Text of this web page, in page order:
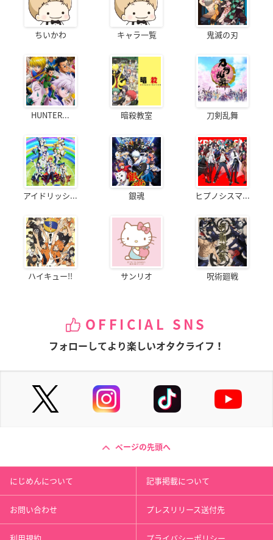
ちいかわ キャラ一覧 鬼滅の刃
HUNTER... 暗殺教室 刀剣乱舞
アイドリッシ... 銀魂 ヒプノシスマ...
ハイキュー!! サンリオ 呪術廻戦
OFFICIAL SNS
フォローしてより楽しいオタクライフ！
ページの先頭へ
にじめんについて 記事掲載について
お問い合わせ プレスリリース送付先